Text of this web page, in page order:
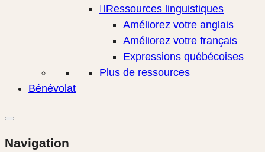
Ressources linguistiques
Améliorez votre anglais
Améliorez votre français
Expressions québécoises
Plus de ressources
Bénévolat
Navigation